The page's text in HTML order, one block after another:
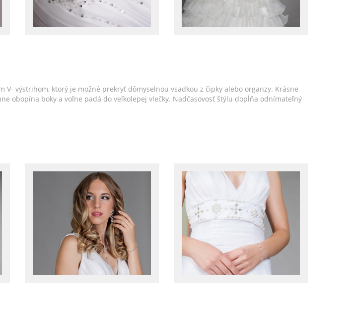
výstrihom, ktorý je možné prekryť dômyselnou vsadkou z čipky alebo organzy. Krásne
obopína boky a voľne padá do veľkolepej vlečky. Nadčasovosť štýlu dopĺňa odnímateľný